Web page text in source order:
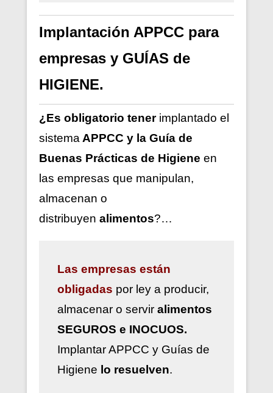
Implantación APPCC para
empresas y GUÍAS de
HIGIENE.
¿Es obligatorio tener implantado el
sistema APPCC y la Guía de
Buenas Prácticas de Higiene en
las empresas que manipulan,
almacenan o
distribuyen alimentos?…
Las empresas están
obligadas por ley a producir,
almacenar o servir alimentos
SEGUROS e INOCUOS.
ImplantarAPPCC y Guías de
Higiene lo resuelven.